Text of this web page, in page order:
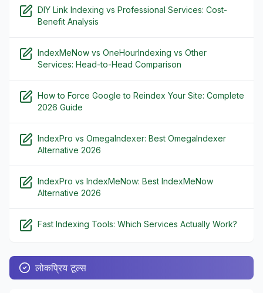
DIY Link Indexing vs Professional Services: Cost-
Benefit Analysis
IndexMeNow vs OneHourIndexing vs Other
Services: Head-to-Head Comparison
How to Force Google to Reindex Your Site: Complete
2026 Guide
IndexPro vs OmegaIndexer: Best OmegaIndexer
Alternative 2026
IndexPro vs IndexMeNow: Best IndexMeNow
Alternative 2026
Fast Indexing Tools: Which Services Actually Work?
लोकप्रिय टूल्स